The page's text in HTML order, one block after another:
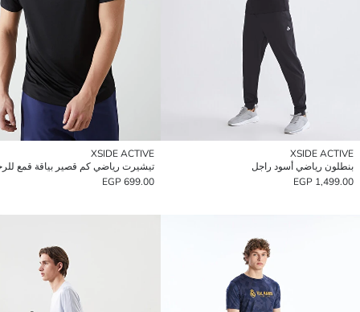
XSIDE ACTIVE
بنطلون رياضي أسود راجل
1,499.00 EGP
XSIDE ACTIVE
تيشيرت رياضي كم قصير بياقة قمع
699.00 EGP